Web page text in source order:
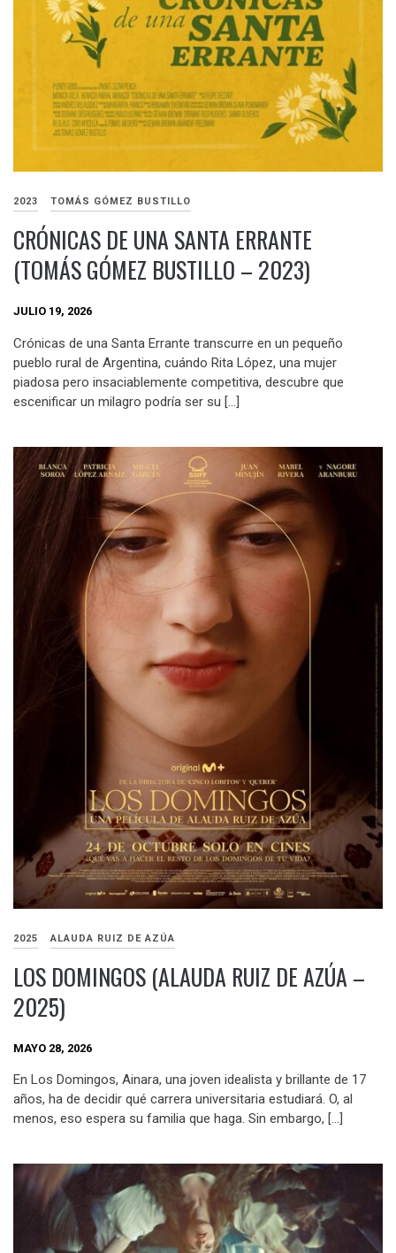
2023 TOMÁS GÓMEZ BUSTILLO
CRÓNICAS DE UNA SANTA ERRANTE
(TOMÁS GÓMEZ BUSTILLO – 2023)
JULIO 19, 2026
Crónicas de una Santa Errante transcurre en un pequeño
pueblo rural de Argentina, cuándo Rita López, una mujer
piadosa pero insaciablemente competitiva, descubre que
escenificar un milagro podría ser su […]
2025 ALAUDA RUIZ DE AZÚA
LOS DOMINGOS (ALAUDA RUIZ DE AZÚA –
2025)
MAYO 28, 2026
En Los Domingos, Ainara, una joven idealista y brillante de 17
años, ha de decidir qué carrera universitaria estudiará. O, al
menos, eso espera su familia que haga. Sin embargo, […]